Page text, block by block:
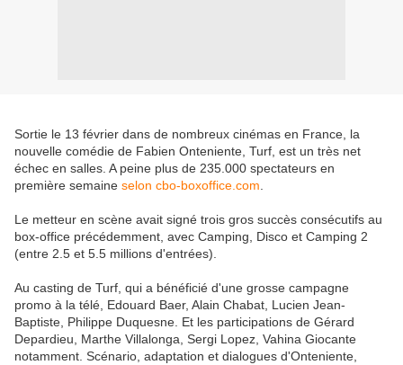
Sortie le 13 février dans de nombreux cinémas en France, la
nouvelle comédie de Fabien Onteniente, Turf, est un très net
échec en salles. A peine plus de 235.000 spectateurs en
première semaine selon cbo-boxoffice.com
Le metteur en scène avait signé trois gros succès consécutifs au
box-office précédemment, avec Camping, Disco et Camping 2
(entre 2.5 et 5.5 millions d'entrées).
Au casting de Turf, qui a bénéficié d'une grosse campagne
promo à la télé, Edouard Baer, Alain Chabat, Lucien Jean-
Baptiste, Philippe Duquesne. Et les participations de Gérard
Depardieu, Marthe Villalonga, Sergi Lopez, Vahina Giocante
notamment. Scénario, adaptation et dialogues d'Onteniente,